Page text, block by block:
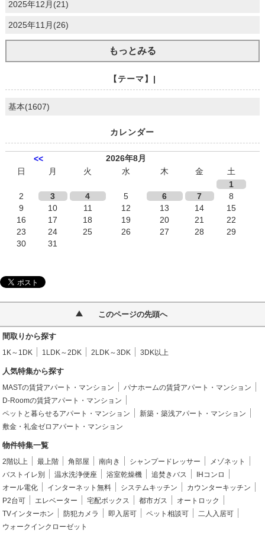
2025年12月(21)
2025年11月(26)
もっとみる
【テーマ】|
基本(1607)
カレンダー
<<
2026年8月
日
月 火 水 木 金
土
1
2
3 4 5 6 7
8
9
10 11 12 13 14
15
16
17 18 19 20 21
22
23
24 25 26 27 28
29
30
31
このページの先頭へ
間取りから探す
1K～1DK 1LDK～2DK 2LDK～3DK 3DK以上
人気特集から探す
MASTの賃貸アパート・マンション
パナホームの賃貸アパート・マンション
D-Roomの賃貸アパート・マンション
ペットと暮らせるアパート・マンション
新築・築浅アパート・マンション
敷金・礼金ゼロアパート・マンション
物件特集一覧
2階以上 最上階 角部屋 南向き シャンプードレッサー
メゾネット
バストイレ別
温水洗浄便座 浴室乾燥機 追焚きバス
IHコンロ
オール電化
インターネット無料 システムキッチン
カウンターキッチン
P2台可
エレベーター 宅配ボックス 都市ガス
オートロック
TVインターホン
防犯カメラ 即入居可 ペット相談可
二人入居可
ウォークインクローゼット